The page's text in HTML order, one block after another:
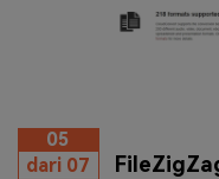
05
dari 07